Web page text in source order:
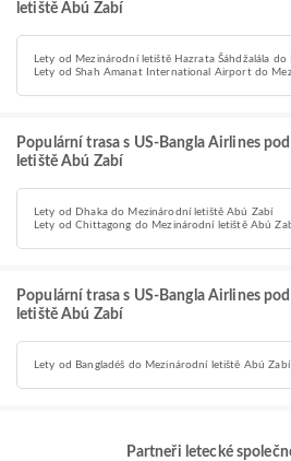
letiště Abú Zabí
Lety od Mezinárodní letiště Hazrata Šáhdžalála
Lety od Shah Amanat International Airport do
Populární trasa s US-Bangla Airlines
letiště Abú Zabí
Lety od Dhaka do Mezinárodní letiště Abú Zabí
Lety od Chittagong do Mezinárodní letiště Abú
Populární trasa s US-Bangla Airlines
letiště Abú Zabí
Lety od Bangladéš do Mezinárodní letiště Abú Zabí
Partneři letecké